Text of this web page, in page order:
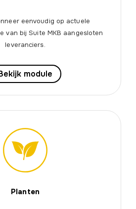
eenvoudig op actuele
van bij Suite MKB aangesloten
leveranciers.
module
Planten